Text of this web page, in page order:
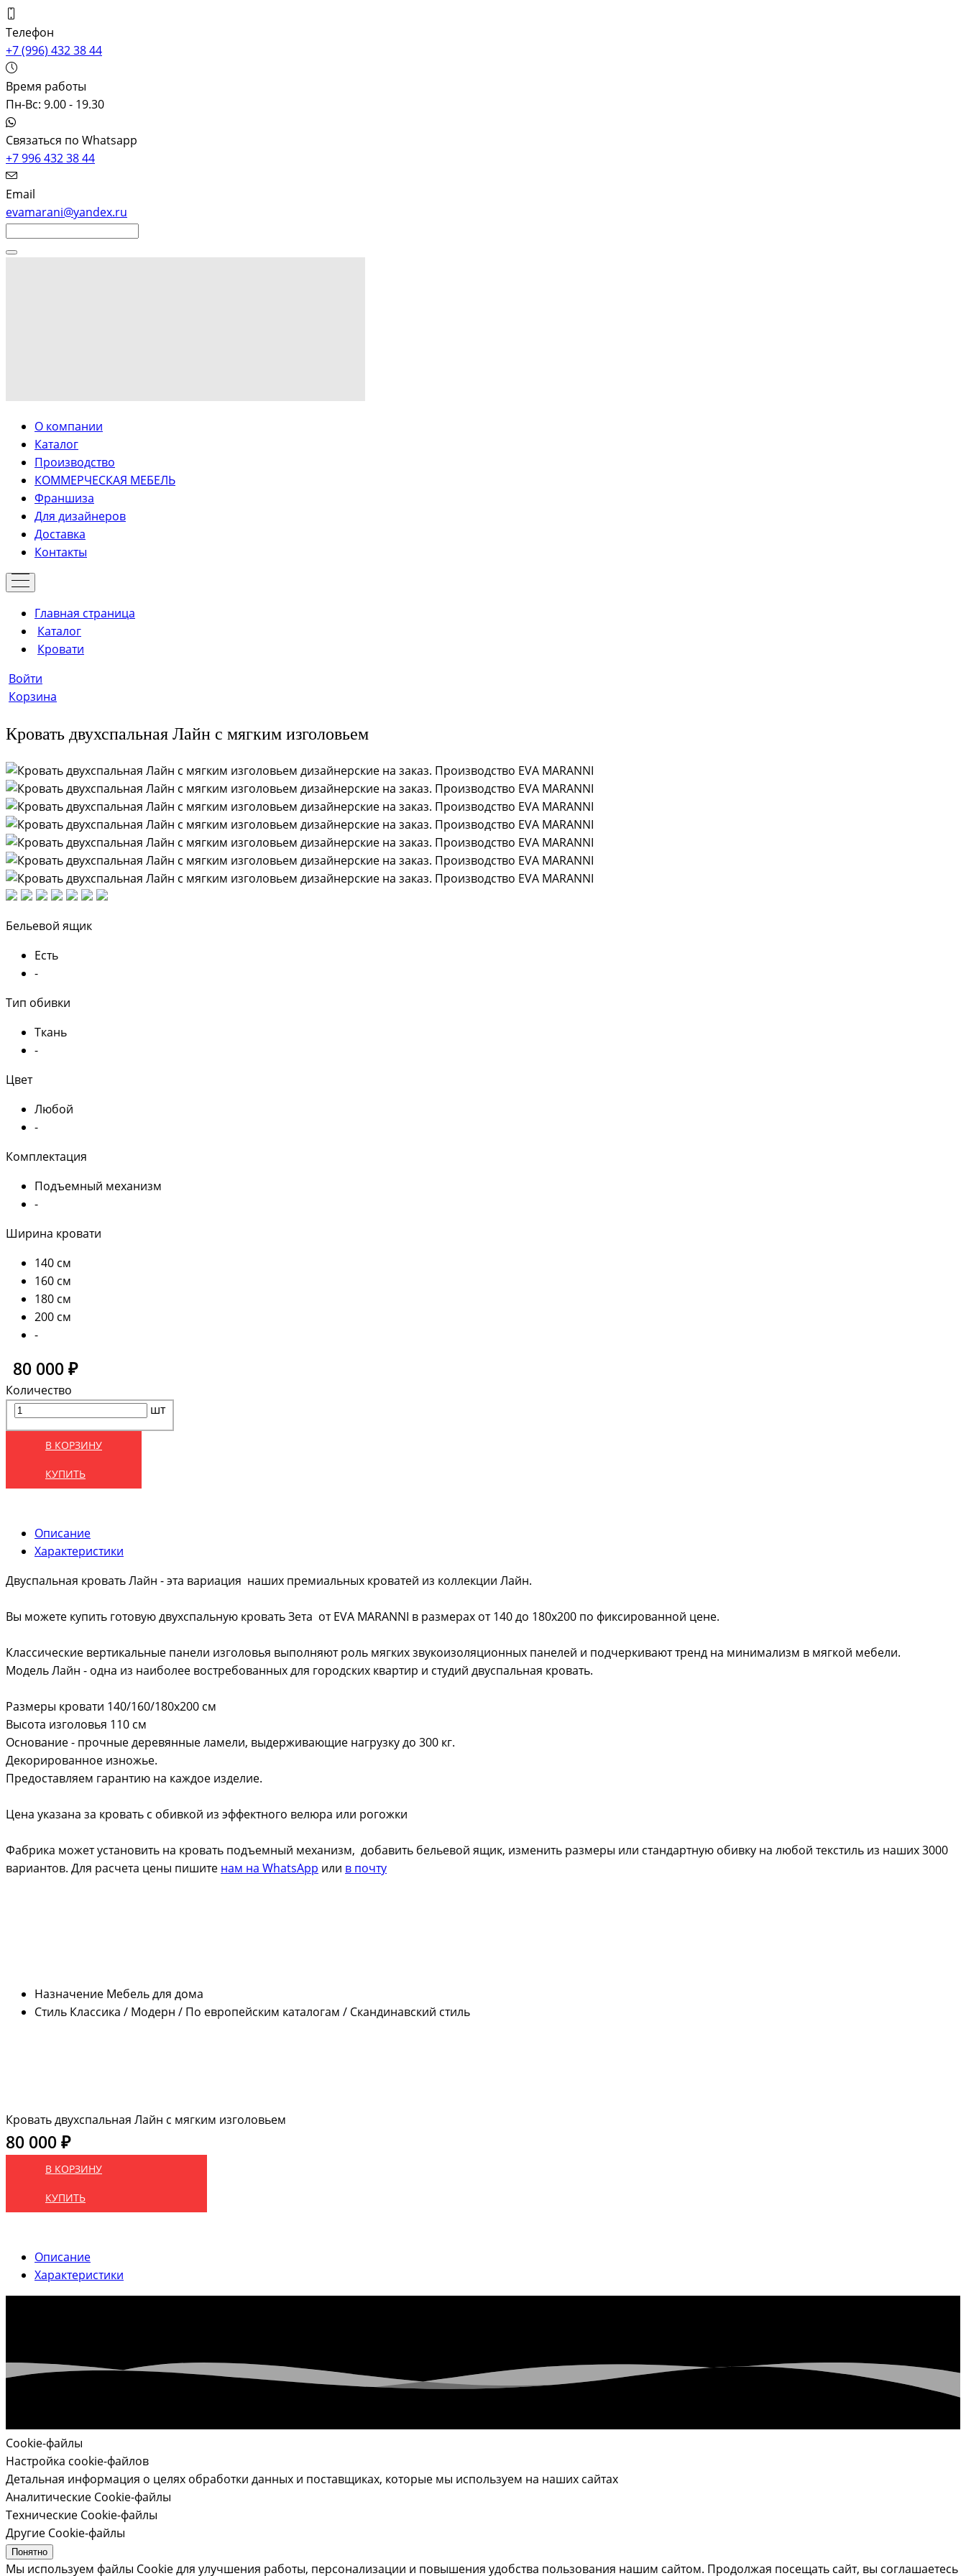
Телефон
+7 (996) 432 38 44
Время работы
Пн-Вс: 9.00 - 19.30
Связаться по Whatsapp
+7 996 432 38 44
Email
evamarani@yandex.ru
О компании
Каталог
Производство
КОММЕРЧЕСКАЯ МЕБЕЛЬ
Франшиза
Для дизайнеров
Доставка
Контакты
Главная страница
Каталог
Кровати
Войти
Корзина
Кровать двухспальная Лайн с мягким изголовьем
Бельевой ящик
Есть
-
Тип обивки
Ткань
-
Цвет
Любой
-
Комплектация
Подъемный механизм
-
Ширина кровати
140 см
160 см
180 см
200 см
-
80 000 ₽
Количество
шт
В КОРЗИНУ
КУПИТЬ
Описание
Характеристики
Двуспальная кровать Лайн - эта вариация наших премиальных кроватей из коллекции Лайн.
Вы можете купить готовую двухспальную кровать Зета от EVA MARANNI в размерах от 140 до 180х200 по фиксированной цене.
Классические вертикальные панели изголовья выполняют роль мягких звукоизоляционных панелей и подчеркивают тренд на минимализм в мягкой мебели.
Модель Лайн - одна из наиболее востребованных для городских квартир и студий двуспальная кровать.
Размеры кровати 140/160/180х200 см
Высота изголовья 110 см
Основание - прочные деревянные ламели, выдерживающие нагрузку до 300 кг.
Декорированное изножье.
Предоставляем гарантию на каждое изделие.
Цена указана за кровать с обивкой из эффектного велюра или рогожки
Фабрика может установить на кровать подъемный механизм, добавить бельевой ящик, изменить размеры или стандартную обивку на любой текстиль из наших 3000
вариантов. Для расчета цены пишите нам на WhatsApp или в почту
Назначение Мебель для дома
Стиль Классика / Модерн / По европейским каталогам / Скандинавский стиль
Кровать двухспальная Лайн с мягким изголовьем
80 000 ₽
В КОРЗИНУ
КУПИТЬ
Описание
Характеристики
Cookie-файлы
Настройка cookie-файлов
Детальная информация о целях обработки данных и поставщиках, которые мы используем на наших сайтах
Аналитические Cookie-файлы
Технические Cookie-файлы
Другие Cookie-файлы
Понятно
Мы используем файлы Cookie для улучшения работы, персонализации и повышения удобства пользования нашим сайтом. Продолжая посещать сайт, вы соглашаетесь